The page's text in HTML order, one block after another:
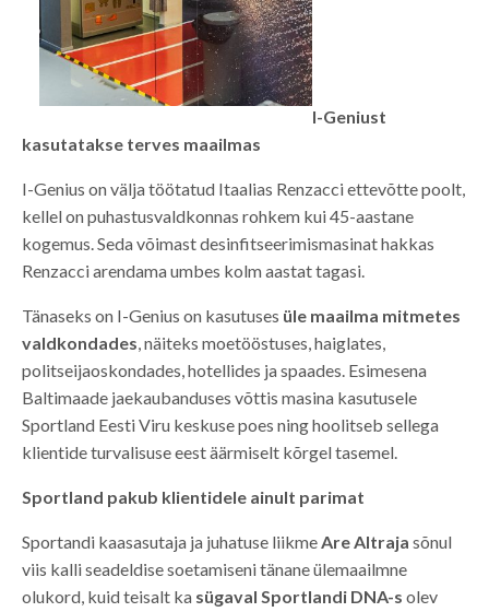
I-Geniust
kasutatakse terves maailmas
I-Genius on välja töötatud Itaalias Renzacci ettevõtte poolt,
kellel on puhastusvaldkonnas rohkem kui 45-aastane
kogemus. Seda võimast desinfitseerimismasinat hakkas
Renzacci arendama umbes kolm aastat tagasi.
Tänaseks on I-Genius on kasutuses üle maailma mitmetes
valdkondades, näiteks moetööstuses, haiglates,
politseijaoskondades, hotellides ja spaades. Esimesena
Baltimaade jaekaubanduses võttis masina kasutusele
Sportland Eesti Viru keskuse poes ning hoolitseb sellega
klientide turvalisuse eest äärmiselt kõrgel tasemel.
Sportland pakub klientidele ainult parimat
Sportandi kaasasutaja ja juhatuse liikmeAre Altraja sõnul
viis kalli seadeldise soetamiseni tänane ülemaailmne
olukord, kuid teisalt ka sügaval Sportlandi DNA-s olev